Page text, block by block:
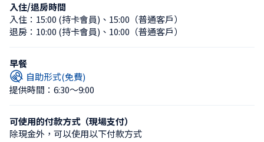
入住/退房時間
入住： 15:00 (持卡會員) 、 15:00（普通客戶）
退房： 10:00 (持卡會員) 、 10:00（普通客戶）
早餐
自助形式(免費)
提供時間：6:30〜9:00
可使用的付款方式（現場支付）
除現金外，可以使用以下付款方式